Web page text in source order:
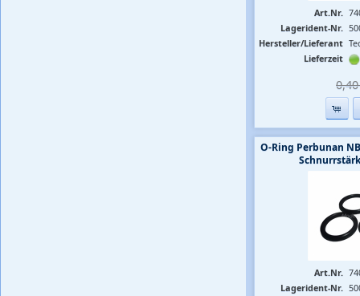
Art.Nr.
Lagerident-Nr.
Hersteller/Lieferant
Lieferzeit
0,40
O-Ring Perbunan
Art.Nr.
Lagerident-Nr.